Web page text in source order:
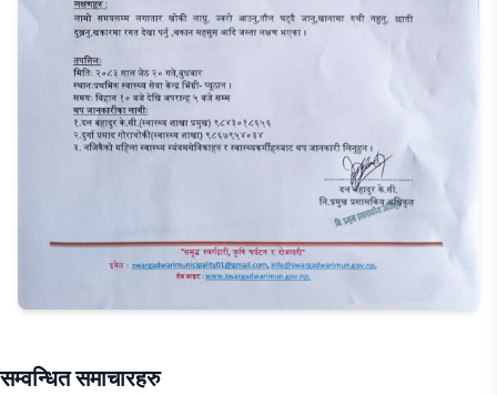
सम्वन्धित समाचारहरु